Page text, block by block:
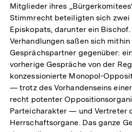
Mitglieder ihres
Stimmrecht beteiligten sich zwei
Episkopats, darunter ein Bischof.
Verhandlungen saßen sich mithin
Gesprächspartner gegenüber:
vorherige Gespräche von der
konzessionierte Monopol-
— trotz des Vorhandenseins
recht potenter
Parteicharakter — und Vertreter
Herrschaftsorgane. Das ganze